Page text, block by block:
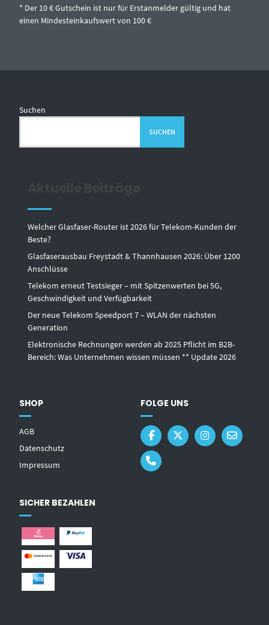
* Der 10 € Gutschein ist nur für Erstanmelder gültig und hat
einen Mindesteinkaufswert von 100 €
Suchen
SUCHEN
Welcher Glasfaser-Router ist 2026 für Telekom-Kunden der
Beste?
Glasfaserausbau Freystadt & Thannhausen 2026: Über 1200
Anschlüsse
Telekom erneut Testsieger – mit Spitzenwerten bei 5G,
Geschwindigkeit und Verfügbarkeit
Der neue Telekom Speedport 7 – WLAN der nächsten
Generation
Elektronische Rechnungen werden ab 2025 Pflicht im B2B-
Bereich: Was Unternehmen wissen müssen ** Update 2026
SHOP
AGB
Datenschutz
Impressum
FOLGE UNS
SICHER BEZAHLEN